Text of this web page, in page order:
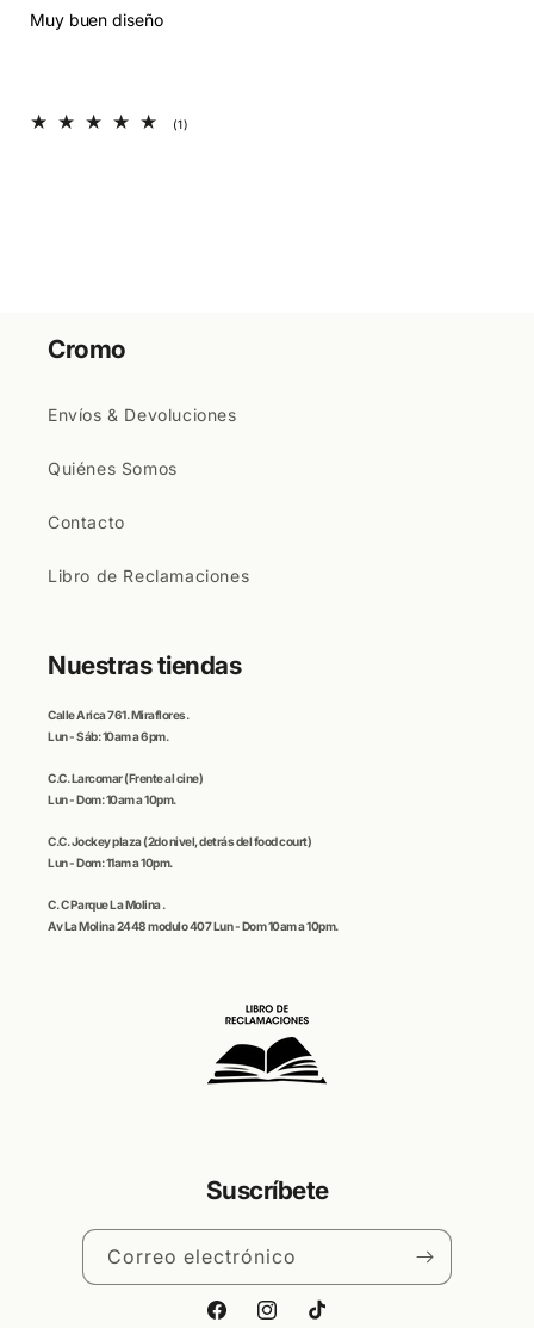
Muy buen diseño
(1)
Cromo
Envíos & Devoluciones
Quiénes Somos
Contacto
Libro de Reclamaciones
Nuestras tiendas
CalleArica761. Miraflores.
Lun - Sáb: 10am a 6pm.
C.C. Larcomar(Frente al cine)
Lun - Dom: 10am a 10pm.
C.C.Jockey plaza (2do nivel, detrás del food court)
Lun - Dom: 11am a 10pm.
C. CParque La Molina.
Av La Molina 2448 modulo 407 Lun - Dom 10am a 10pm.
Suscríbete
Correo electrónico
FacebookInstagramTikTok